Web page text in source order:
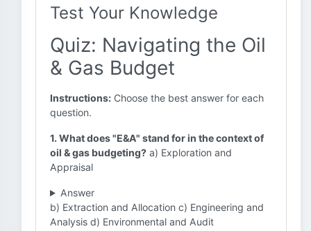
Test Your Knowledge
Quiz: Navigating the Oil
& Gas Budget
Instructions: Choose the best answer for each
question.
1. What does "E&A" stand for in the context of
oil & gas budgeting? a) Exploration and
Appraisal
Answer
b) Extraction and Allocation c) Engineering and
Analysis d) Environmental and Audit